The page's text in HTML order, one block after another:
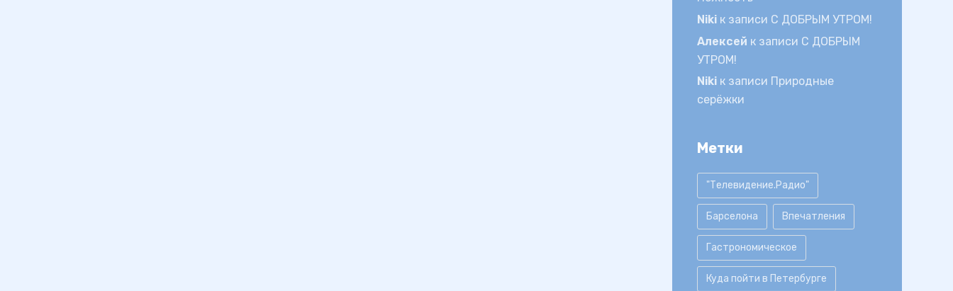
Niki к записи С ДОБРЫМ УТРОМ!
Алексей к записи С ДОБРЫМ
УТРОМ!
Niki к записи Природные
серёжки
Метки
"Телевидение.Радио"
Барселона Впечатления
Гастрономическое
Куда пойти в Петербурге